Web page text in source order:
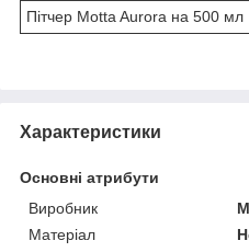
Пітчер Motta Aurora на 500 мл
Характеристики
Основні атрибути
Виробник
Матеріал